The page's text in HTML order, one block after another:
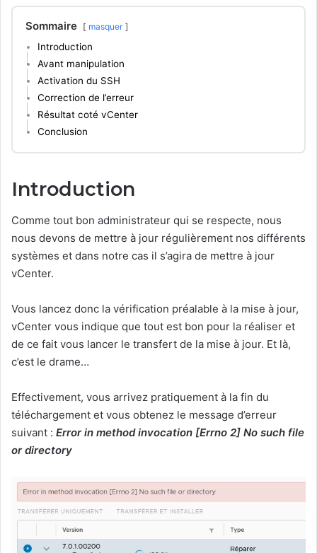
Sommaire masquer
Introduction
Avant manipulation
Activation du SSH
Correction de l’erreur
Résultat coté vCenter
Conclusion
Introduction
Comme tout bon administrateur qui se respecte, nous
nous devons de mettre à jour régulièrement nos différents
systèmes et dans notre cas il s’agira de mettre à jour
vCenter.
Vous lancez donc la vérification préalable à la mise à jour,
vCenter vous indique que tout est bon pour la réaliser et
de ce fait vous lancer le transfert de la mise à jour. Et là,
c’est le drame…
Effectivement, vous arrivez pratiquement à la fin du
téléchargement et vous obtenez le message d’erreur
suivant : Error in method invocation [Errno 2] No such file
or directory